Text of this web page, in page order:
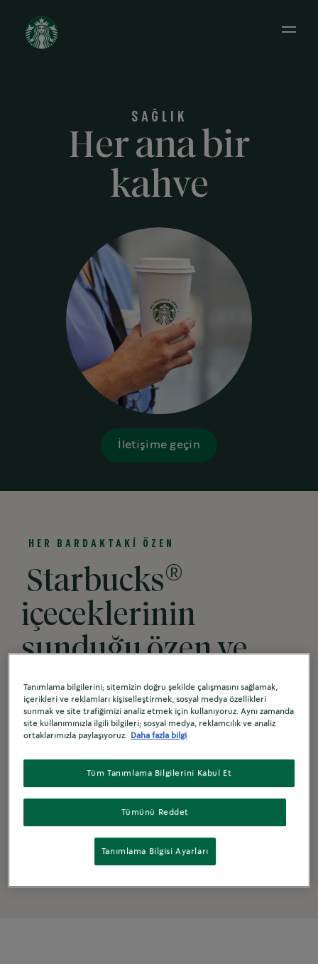
İletişime geçin
SAĞLIK
Her ana bir
kahve
HER BARDAKTAKİ ÖZEN
Starbucks®
içeceklerinin
sunduğu özen ve
lezzetle
hastalarınız,
çalışanlarınız ve
konuklarınız için
rahatlatıcı bir
ortam yaratın.
Tanımlama bilgilerini; sitemizin doğru şekilde çalışmasını sağlamak,
içerikleri ve reklamları kişiselleştirmek, sosyal medya özellikleri
sunmak ve site trafiğimizi analiz etmek için kullanıyoruz. Aynı zamanda
site kullanımınızla ilgili bilgileri; sosyal medya, reklamcılık ve analiz
ortaklarımızla paylaşıyoruz.
Daha fazla bilgi
Tümünü Reddet
Tüm Tanımlama Bilgilerini Kabul Et
Tanımlama Bilgisi Ayarları